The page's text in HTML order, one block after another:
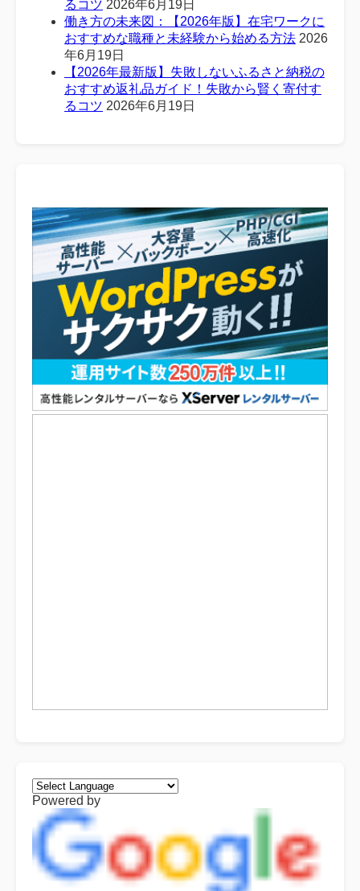
るコツ 2026年6月19日
働き方の未来図：【2026年版】在宅ワークに
おすすめな職種と未経験から始める方法 2026
年6月19日
【2026年最新版】失敗しないふるさと納税の
おすすめ返礼品ガイド！失敗から賢く寄付す
るコツ 2026年6月19日
Powered by